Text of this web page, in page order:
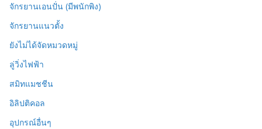
จักรยานเอนปั่น (มีพนักพิง)
จักรยานแนวตั้ง
ยังไม่ได้จัดหมวดหมู่
ลู่วิ่งไฟฟ้า
สมิทแมชชีน
อิลิปติคอล
อุปกรณ์อื่นๆ